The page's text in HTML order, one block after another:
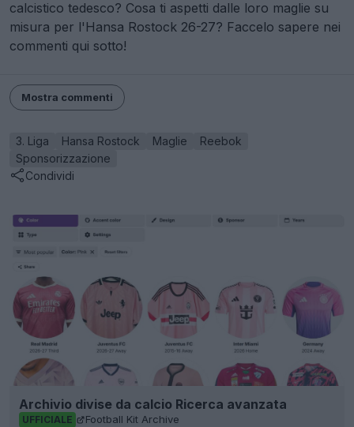
calcistico tedesco? Cosa ti aspetti dalle loro maglie su
misura per l'Hansa Rostock 26-27? Faccelo sapere nei
commenti qui sotto!
Mostra commenti
3. Liga Hansa Rostock Maglie
Reebok
Sponsorizzazione
Condividi
Archivio divise da calcio Ricerca avanzata
UFFICIALE Football Kit Archive